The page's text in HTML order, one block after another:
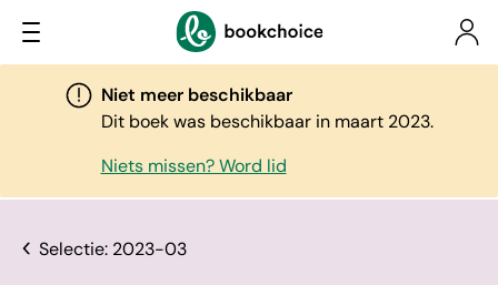
Niet meer beschikbaar
Dit boek was beschikbaar in maart 2023.
Niets missen? Word lid
Selectie: 2023-03